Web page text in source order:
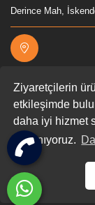
Ziyaretçilerin
etkileşimde
daha iyi hizmet
kullanıyoruz.
Derince Mah,
Mevkii, Akyar,